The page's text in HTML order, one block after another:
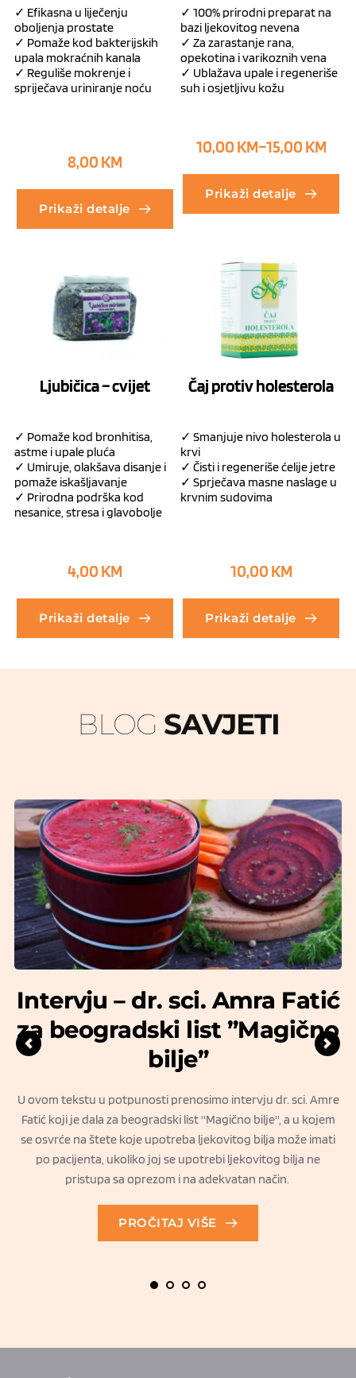
✓ Efikasna u liječenju
oboljenja prostate
✓ Pomaže kod bakterijskih
upala mokraćnih kanala
✓ Reguliše mokrenje i
spriječava uriniranje noću
8,00 KM
Prikaži detalje
✓ 100% prirodni preparat na
bazi ljekovitog nevena
✓ Za zarastanje rana,
opekotina i varikoznih vena
✓ Ublažava upale i regeneriše
suh i osjetljivu kožu
10,00 KM–15,00 KM
Prikaži detalje
Ljubičica – cvijet
✓ Pomaže kod bronhitisa,
astme i upale pluća
✓ Umiruje, olakšava disanje i
pomaže iskašljavanje
✓ Prirodna podrška kod
nesanice, stresa i glavobolje
4,00 KM
Prikaži detalje
Čaj protiv holesterola
✓ Smanjuje nivo holesterola u
krvi
✓ Čisti i regeneriše ćelije jetre
✓ Sprječava masne naslage u
krvnim sudovima
10,00 KM
Prikaži detalje
BLOG SAVJETI
Intervju – dr. sci. Amra Fatić
za beogradski list ”Magično
bilje”
U ovom tekstu u potpunosti prenosimo intervju dr. sci. Amre
Fatić koji je dala za beogradski list ''Magično bilje'', a u kojem
se osvrće na štete koje upotreba ljekovitog bilja može imati
po pacijenta, ukoliko joj se upotrebi ljekovitog bilja ne
pristupa sa oprezom i na adekvatan način.
PROČITAJ VIŠE